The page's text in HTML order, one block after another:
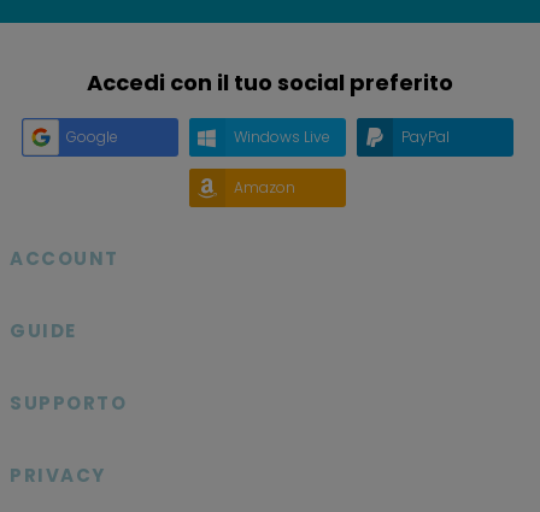
Accedi con il tuo social preferito
Google Windows Live PayPal
Amazon
ACCOUNT
GUIDE
SUPPORTO
PRIVACY